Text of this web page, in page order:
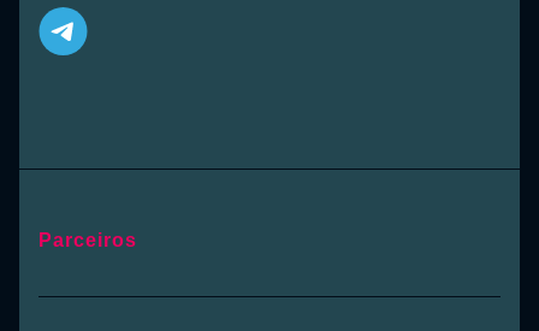
Parceiros